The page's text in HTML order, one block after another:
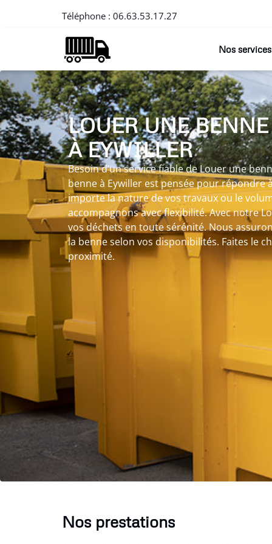
Téléphone : 06.63.53.17.27
Nos services
LOUER UNE BENNE
À EYWILLER
Besoin d’un service fiable de Louer une
benne à Eywiller est pensée pour répondre
importe la nature de vos travaux ou le
accompagnons avec flexibilité. Avec notre
vos déchets en toute sérénité. Nous
la benne selon vos disponibilités. Faites le
proximité.
Nos prestations